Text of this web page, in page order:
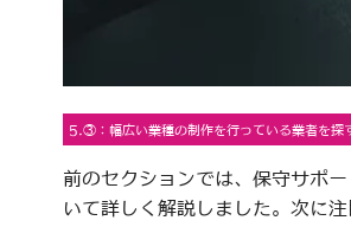
5.③：幅広い業種の制作を行っている業者を探
前のセクションでは、保守サポ
いて詳しく解説しました。次に